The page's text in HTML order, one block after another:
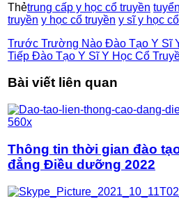
Thẻtrung cấp y học cổ truyền
truyền y học cổ truyền y sĩ y học
Trước Trường Nào Đào Tạo Y Sĩ
Tiếp Đào Tạo Y Sĩ Y Học Cổ
Bài viết liên quan
Thông tin thời gian đào
đẳng Điều dưỡng 2022